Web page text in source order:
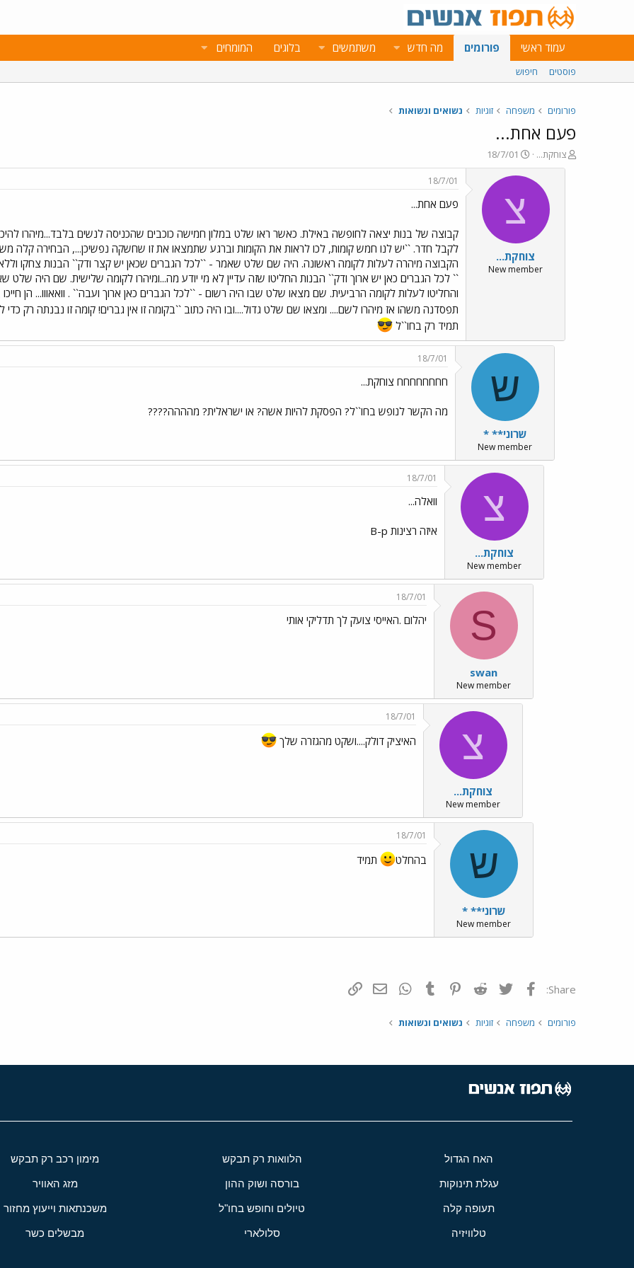
עמוד ראשי פורומים מה חדש משתמשים בלוגים המומחים
פוסטים חיפוש
פורומים משפחה זוגיות נשואים ונשואות
פעם אחת...
פ
ו
צוחקת...
פ
ו
ר
ם
ב
א
ר
י
18/7/01
צ
צוחקת...
New member
18/7/01
פעם אחת...
קבוצה של בנות יצאה לחופשה באילת. כאשר ראו שלט במלון חמישה כוכבים שהכניסה לנשים בלבד...מיהרו
לקבל חדר. ``יש לנו חמש קומות, לכו לראות את הקומות וברגע שתמצאו את זו שחשקה נפשיכן..., הבחירה קלה
הקבוצה מיהרה לעלות לקומה ראשונה. היה שם שלט שאמר - ``לכל הגברים שכאן יש קצר ודק`` הבנות צחקו
`` לכל הגברים כאן יש ארוך ודק`` הבנות החליטו שזה עדיין לא מי יודע מה...ומיהרו לקומה שלישית. שם היה שלט
והחליטו לעלות לקומה הרביעית. שם מצאו שלט שבו היה רשום - ``לכל הגברים כאן ארוך ועבה`` . וואאווו... הן
תפסדנה משהו אז מיהרו לשם.... ומצאו שם שלט גדול....ובו היה כתוב ``בקומה זו אין גברים! קומה זו נבנתה רק
תמיד רק בחו``ל
ש
שרוני** *
New member
18/7/01
חחחחחחחח צוחקת...
מה הקשר לנופש בחו``ל? הפסקת להיות אשה? או ישראלית? מהההה????
צ
צוחקת...
New member
18/7/01
וואלה...
איזה רצינות B-p
S
swan
New member
18/7/01
יהלום .האייסי צועק לך תדליקי אותי
צ
צוחקת...
New member
18/7/01
האיציק דולק....ושקט מהגזרה שלך
ש
שרוני** *
New member
18/7/01
בהחלט תמיד
Share: פייסבוק Twitter
Reddit
Pinterest
Tumblr
WhatsAppדואר אלקטרוני
פורומים משפחה זוגיות נשואים ונשואות
האח הגדול הלוואות רק תבקש מימון רכב רק תבקש
עגלת תינוקות בורסה ושוק ההון מזג האוויר
תעופה קלה טיולים וחופש בחו"ל משכנתאות וייעוץ מחזור
טלוויזיה סלולארי מבשלים כשר